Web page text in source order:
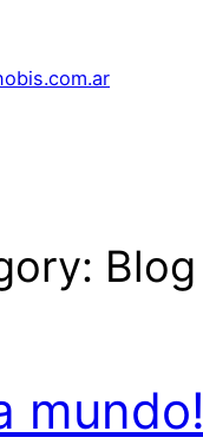
Blog
mundo!